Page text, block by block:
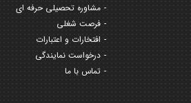
مشاوره تحصیلی حرفه ای
فرصت شغلی
افتخارات و اعتبارات
درخواست نمایندگی
تماس با ما